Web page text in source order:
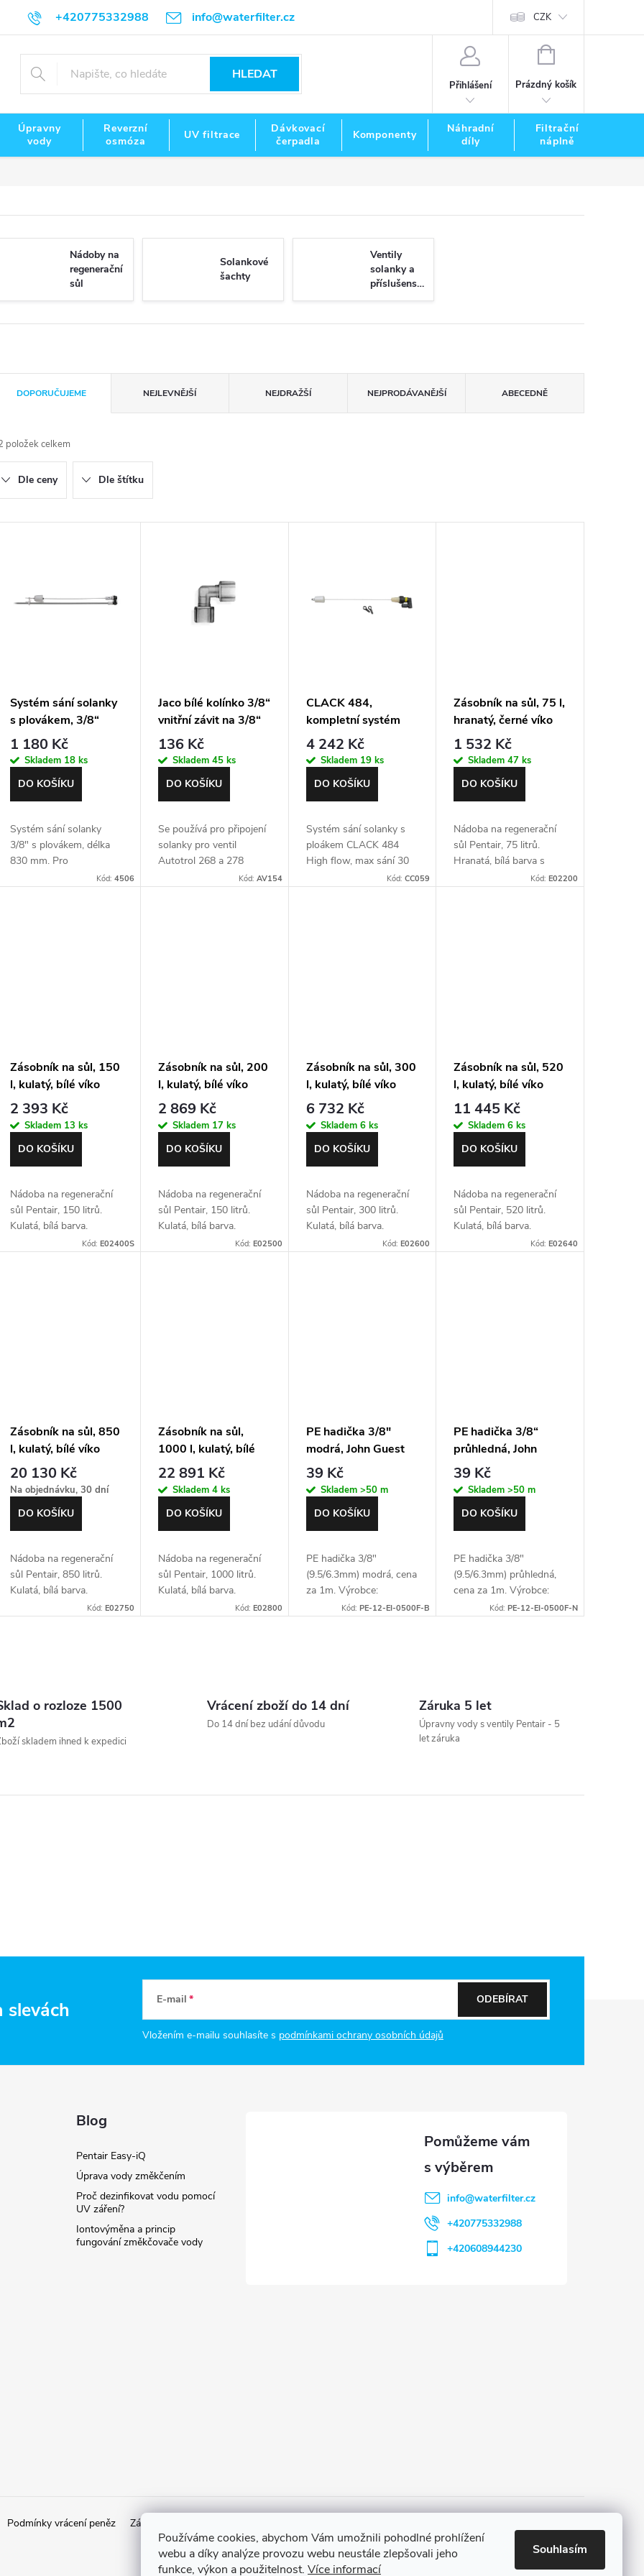
Používáme cookies, abychom Vám umožnili pohodlné prohlížení
webu a díky analýze provozu webu neustále zlepšovali jeho
funkce, výkon a použitelnost. Více informací
Souhlasím
+420775332988 info@waterfilter.cz CZK
HLEDAT
Přihlášení
NÁKUPNÍ
Prázdný košík
Úpravny
vody
Reverzní
osmóza
UV filtrace
Dávkovací
čerpadla
Komponenty
Náhradní
díly
Filtrační
náplně
Nádoby na
regenerační
sůl
Solankové
šachty
Ventily
solanky a
příslušenství
DOPORUČUJEME NEJLEVNĚJŠÍ NEJDRAŽŠÍ NEJPRODÁVANĚJŠÍ ABECEDNĚ
položek celkem
Dle ceny Dle štítku
Systém sání solanky
s plovákem, 3/8“
1 180 Kč
Skladem 18 ks
DO KOŠÍKU
Systém sání solanky
3/8" s plovákem, délka
830 mm. Pro
změkčovače do 75 litrů
Kód: 4506
Jaco bílé kolínko 3/8“
vnitřní závit na 3/8“
hadičku
136 Kč
Skladem 45 ks
DO KOŠÍKU
Se používá pro připojení
solanky pro ventil
Autotrol 268 a 278
Kód: AV154
CLACK 484,
kompletní systém
sání solanky s
plovákem, 3/4"
4 242 Kč
Skladem 19 ks
DO KOŠÍKU
Systém sání solanky s
ploákem CLACK 484
High flow, max sání 30
l/min, délka PVC trubky
Kód:CC059
Zásobník na sůl, 75 l,
hranatý, černé víko
1 532 Kč
Skladem47 ks
DO KOŠÍKU
Nádoba na regenerační
sůl Pentair, 75 litrů.
Hranatá, bílá barva s
Kód: E02200
Zásobník na sůl, 150
l, kulatý, bílé víko
2 393 Kč
Skladem 13 ks
DO KOŠÍKU
Nádoba na regenerační
sůl Pentair, 150 litrů.
Kulatá, bílá barva.
Kód: E02400S
Zásobník na sůl, 200
l, kulatý, bílé víko
2 869 Kč
Skladem 17 ks
DO KOŠÍKU
Nádoba na regenerační
sůl Pentair, 150 litrů.
Kulatá, bílá barva.
Kód: E02500
Zásobník na sůl, 300
l, kulatý, bílé víko
6 732 Kč
Skladem 6 ks
DO KOŠÍKU
Nádoba na regenerační
sůl Pentair, 300 litrů.
Kulatá, bílá barva.
Kód:E02600
Zásobník na sůl, 520
l, kulatý, bílé víko
11 445 Kč
Skladem6 ks
DO KOŠÍKU
Nádoba na regenerační
sůl Pentair, 520 litrů.
Kulatá, bílá barva.
Kód: E02640
Zásobník na sůl, 850
l, kulatý, bílé víko
20 130 Kč
Na objednávku, 30 dní
DO KOŠÍKU
Nádoba na regenerační
sůl Pentair, 850 litrů.
Kulatá, bílá barva.
Kód: E02750
Zásobník na sůl,
1000 l, kulatý, bílé
víko
22 891 Kč
Skladem 4 ks
DO KOŠÍKU
Nádoba na regenerační
sůl Pentair, 1000 litrů.
Kulatá, bílá barva.
Kód: E02800
PE hadička 3/8"
modrá, John Guest
39 Kč
Skladem >50 m
DO KOŠÍKU
PE hadička 3/8"
(9.5/6.3mm) modrá, cena
za 1m. Výrobce:
JohnGuest
Kód:PE-12-EI-0500F-B
PE hadička 3/8“
průhledná, John
Guest
39 Kč
Skladem>50 m
DO KOŠÍKU
PE hadička 3/8"
(9.5/6.3mm) průhledná,
cena za 1m. Výrobce:
JohnGuest
Kód: PE-12-EI-0500F-N
o rozloze 1500
skladem ihned k expedici
Vrácení zboží do 14 dní
Do 14 dní bez udání důvodu
Záruka 5 let
Úpravny vody s ventily Pentair - 5
let záruka
slevách E-mail
Vložením e-mailu souhlasíte s podmínkami ochrany osobních údajů
ODEBÍRAT
Blog
Pentair Easy-iQ
Úprava vody změkčením
Proč dezinfikovat vodu pomocí
UV záření?
Iontovýměna a princip
fungování změkčovače vody
info@waterfilter.cz
+420775332988
+420608944230
Podmínky vrácení peněz Zásady ochrany osobních údajů